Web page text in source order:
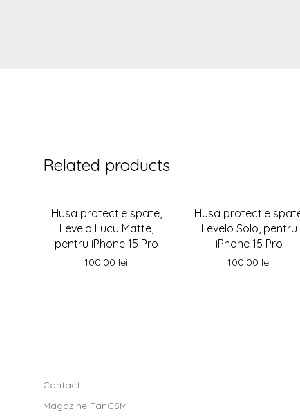
Related products
Husa protectie spate,
Levelo Lucu Matte,
pentru iPhone 15 Pro
100.00 lei
Husa protectie
Levelo Solo, pentru
iPhone 15 Pro
100.00 lei
Contact
Magazine FanGSM